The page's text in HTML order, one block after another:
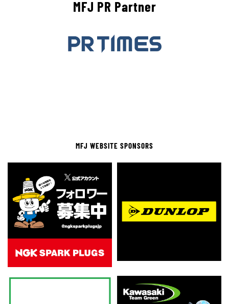
MFJ PR Partner
MFJ WEBSITE SPONSORS